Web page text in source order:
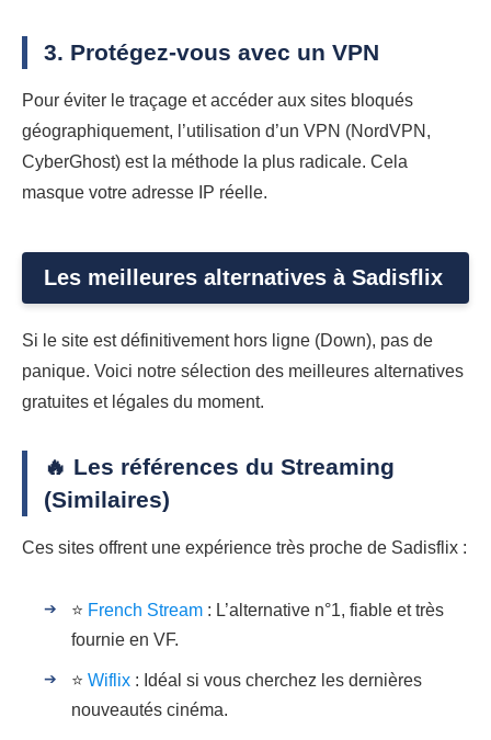
3. Protégez-vous avec un VPN
Pour éviter le traçage et accéder aux sites bloqués
géographiquement, l’utilisation d’un VPN (NordVPN,
CyberGhost) est la méthode la plus radicale. Cela
masque votre adresse IP réelle.
Les meilleures alternatives à Sadisflix
Si le site est définitivement hors ligne (Down), pas de
panique. Voici notre sélection des meilleures alternatives
gratuites et légales du moment.
🔥 Les références du Streaming
(Similaires)
Ces sites offrent une expérience très proche de Sadisflix :
⭐ French Stream : L’alternative n°1, fiable et très
fournie en VF.
⭐ Wiflix : Idéal si vous cherchez les dernières
nouveautés cinéma.